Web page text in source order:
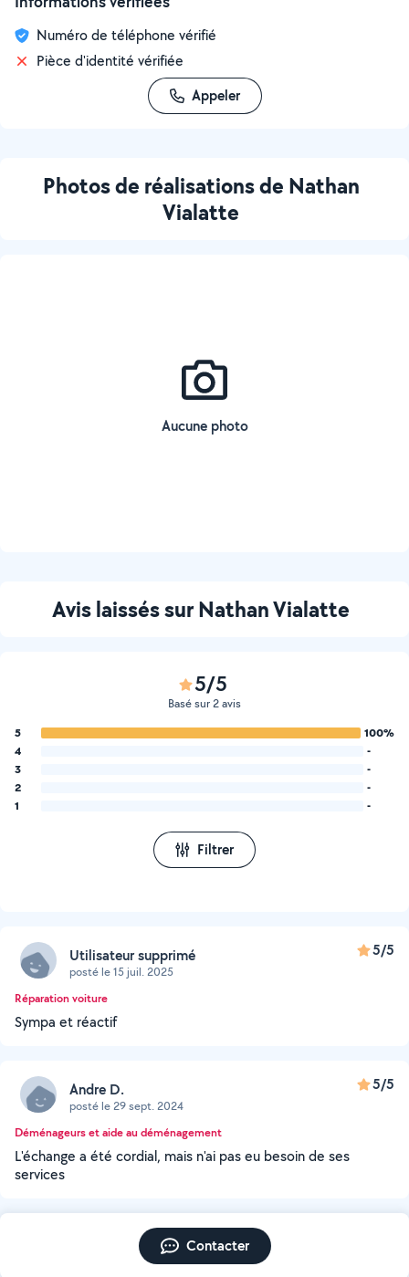
Numéro de téléphone vérifié
Pièce d'identité vérifiée
Appeler
Photos de réalisations de Nathan
Vialatte
Aucune photo
Avis laissés sur Nathan Vialatte
5/5
Basé sur 2 avis
5
100%
4
-
3
-
2
-
1
-
Filtrer
Utilisateur supprimé
posté le 15 juil. 2025
5/5
Réparation voiture
Sympa et réactif
Andre D.
posté le 29 sept. 2024
5/5
Déménageurs et aide au déménagement
L'échange a été cordial, mais n'ai pas eu besoin de ses
services
Contacter